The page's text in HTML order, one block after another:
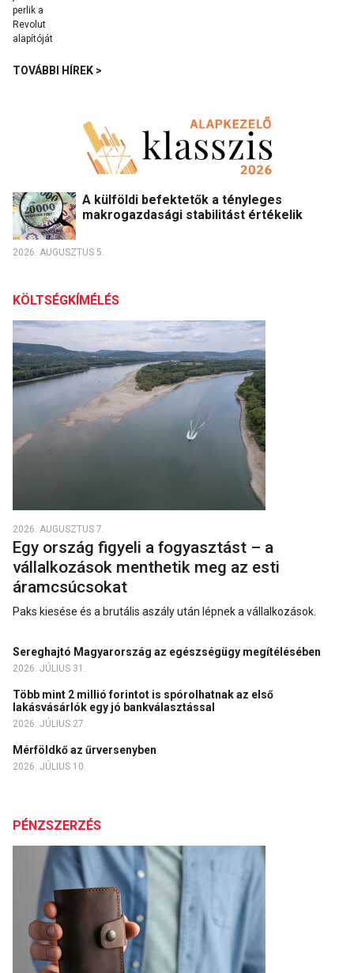
TOVÁBBI HÍREK >
A külföldi befektetők a tényleges
makrogazdasági stabilitást értékelik
2026. AUGUSZTUS 5.
KÖLTSÉGKÍMÉLÉS
2026. AUGUSZTUS 7.
Egy ország figyeli a fogyasztást – a
vállalkozások menthetik meg az esti
áramcsúcsokat
Paks kiesése és a brutális aszály után lépnek a vállalkozások.
Sereghajtó Magyarország az egészségügy megítélésében
2026. JÚLIUS 31.
Több mint 2 millió forintot is spórolhatnak az első
lakásvásárlók egy jó bankválasztással
2026. JÚLIUS 27.
Mérföldkő az űrversenyben
2026. JÚLIUS 10.
PÉNZSZERZÉS